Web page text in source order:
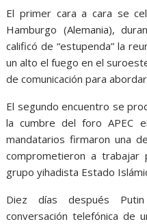
El primer cara a cara se
Hamburgo (Alemania),
calificó de “estupenda” la
un alto el fuego en el
de comunicación para
El segundo encuentro se
la cumbre del foro APEC
mandatarios firmaron una
comprometieron a trabajar
grupo yihadista Estado
Diez días después
conversación telefónica de